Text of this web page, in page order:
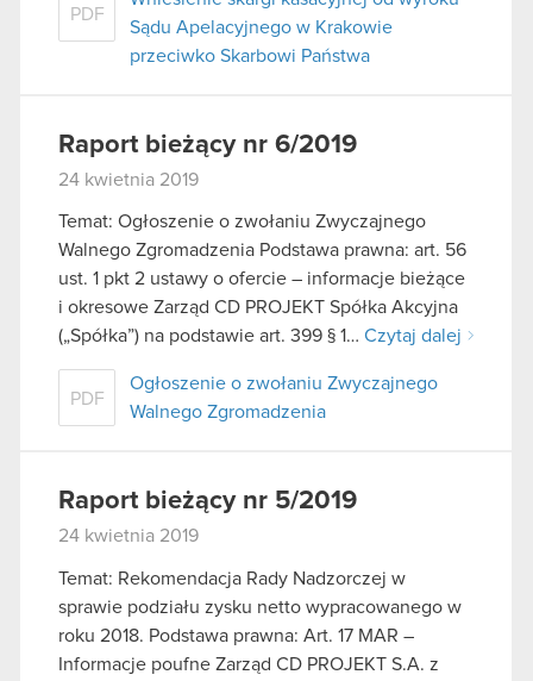
PDF
Sądu Apelacyjnego w Krakowie
przeciwko Skarbowi Państwa
Raport bieżący nr 6/2019
24 kwietnia 2019
Temat: Ogłoszenie o zwołaniu Zwyczajnego
Walnego Zgromadzenia Podstawa prawna: art. 56
ust. 1 pkt 2 ustawy o ofercie – informacje bieżące
i okresowe Zarząd CD PROJEKT Spółka Akcyjna
(„Spółka”) na podstawie art. 399 § 1… Czytaj dalej
PDF
Ogłoszenie o zwołaniu Zwyczajnego
Walnego Zgromadzenia
Raport bieżący nr 5/2019
24 kwietnia 2019
Temat: Rekomendacja Rady Nadzorczej w
sprawie podziału zysku netto wypracowanego w
roku 2018. Podstawa prawna: Art. 17 MAR –
Informacje poufne Zarząd CD PROJEKT S.A. z